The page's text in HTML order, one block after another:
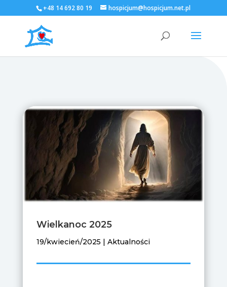
+48 14 692 80 19 hospicjum@hospicjum.net.pl
Wielkanoc 2025
19/kwiecień/2025 | Aktualności